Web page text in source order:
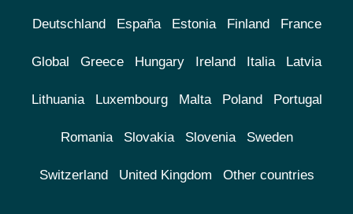
Deutschland España Estonia Finland France
Global Greece Hungary Ireland Italia Latvia
Lithuania Luxembourg Malta Poland Portugal
Romania Slovakia Slovenia Sweden
Switzerland United Kingdom Other countries